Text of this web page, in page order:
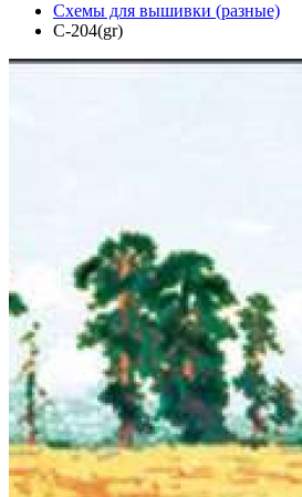
Схемы для вышивки (разные)
C-204(gr)